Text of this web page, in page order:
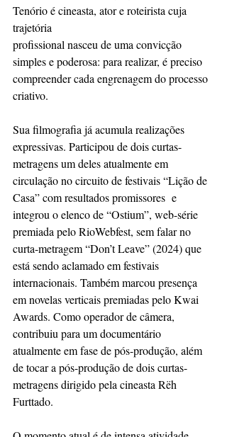
Tenório é cineasta, ator e roteirista cuja
trajetória
profissional nasceu de uma convicção
simples e poderosa: para realizar, é preciso
compreender cada engrenagem do processo
criativo.
Sua filmografia já acumula realizações
expressivas. Participou de dois curtas-
metragens um deles atualmente em
circulação no circuito de festivais “Lição de
Casa” com resultados promissores  e
integrou o elenco de “Ostium”, web-série
premiada pelo RioWebfest, sem falar no
curta-metragem “Don’t Leave” (2024) que
está sendo aclamado em festivais
internacionais. Também marcou presença
em novelas verticais premiadas pelo Kwai
Awards. Como operador de câmera,
contribuiu para um documentário
atualmente em fase de pós-produção, além
de tocar a pós-produção de dois curtas-
metragens dirigido pela cineasta Rëh
Furttado.